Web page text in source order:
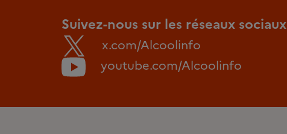
Suivez-nous sur les réseaux sociaux
x.com/Alcoolinfo
youtube.com/Alcoolinfo